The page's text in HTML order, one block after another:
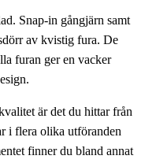
Snap-in gångjärn samt
av kvistig fura. De
furan ger en vacker
är det du hittar från
i flera olika utföranden
finner du bland annat